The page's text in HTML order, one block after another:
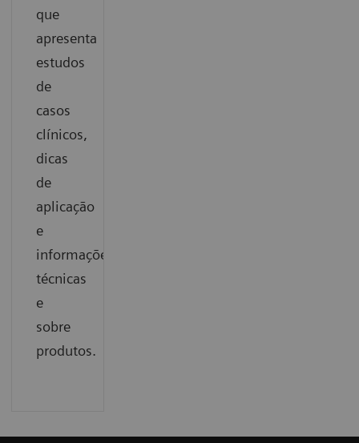
que
apresenta
estudos
de
casos
clínicos,
dicas
de
aplicação
e
informações
técnicas
e
sobre
produtos.